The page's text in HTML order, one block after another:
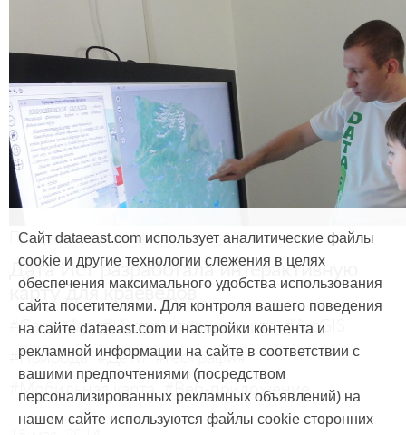
Продукты и услуги
Дата Ист разработала интерактивную
карту для краеведов
#CarryMap #Интерактивная карта #ArcGIS
#Природа #Дети #География
#Мобильная карта #Веб-приложение
Сайт dataeast.com использует аналитические файлы
cookie и другие технологии слежения в целях
обеспечения максимального удобства использования
сайта посетителями. Для контроля вашего поведения
на сайте dataeast.com и настройки контента и
рекламной информации на сайте в соответствии с
вашими предпочтениями (посредством
персонализированных рекламных объявлений) на
нашем сайте используются файлы cookie сторонних